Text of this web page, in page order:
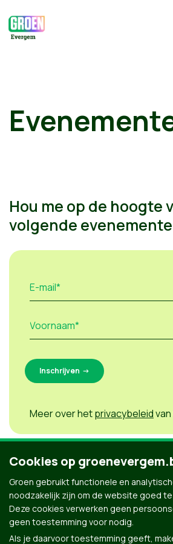
Hou me op de hoogte
volgende
E-mail*
Voornaam*
Meer over hetprivacybeleid
Cookies op
Groen gebruikt functionele en
noodzakelijk zijn om de website goed
Deze cookies verwerken geen
geen toestemming voor nodig.
Als je daarvoor toestemming geeft,